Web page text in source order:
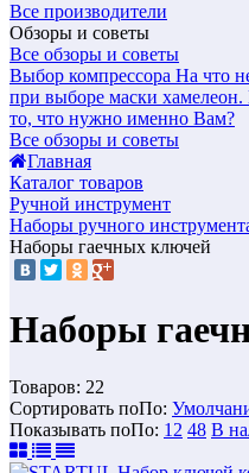
Все производители
Обзоры и советы
Все обзоры и советы
Выбор компрессора На что
при выборе маски хамелеон.
то, что нужно именно Вам?
Все обзоры и советы
Главная
Каталог товаров
Ручной инструмент
Наборы ручного
Наборы гаечных ключей
Наборы
Товаров: 22
Сортировать поПо:
Показывать поПо: 12 48 В